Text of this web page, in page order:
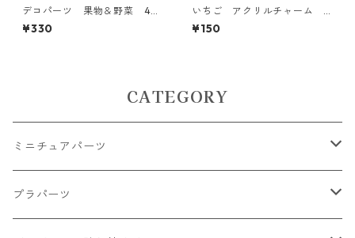
デコパーツ 果物＆野菜 45
個入り 貼り付けパーツ【DP-
FU-MIX】
¥330
いちご アクリルチャーム
各色2個入り 【ACM-ST-2
ｐ】
¥150
CATEGORY
ミニチュアパーツ
大きいパーツ グラス系
プラパーツ